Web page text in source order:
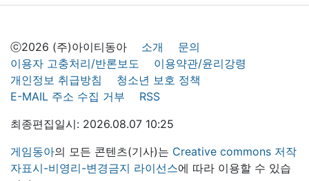
ⓒ2026 (주)아이티동아 소개
문의
이용자 고충처리/반론보도
이용약관/윤리강령
개인정보 취급방침
청소년 보호 정책
E-MAIL 주소 수집 거부
RSS
최종편집일시: 2026.08.07 10:25
게임동아의 모든 콘텐츠(기사)는 Creative commons 저작
자표시-비영리-변경금지 라이선스에 따라 이용할 수 있습